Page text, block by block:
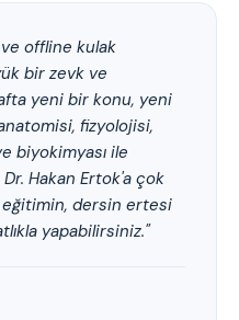
offline kulak
bir zevk ve
yeni bir konu, yeni
fizyolojisi,
biyokimyası ile
Hakan Ertok'a çok
eğitimin, dersin ertesi
yapabilirsiniz."